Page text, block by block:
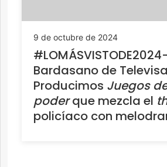
9 de octubre de 2024
Bardasano de
Producimos Juegos
poderque mezcla el
policíaco con